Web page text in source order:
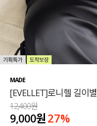
하객룩
살안타템
110사이즈
티셔츠
팬츠
MADE
[EVELLET]로니헬 길이
12,400원
9,000원 27%